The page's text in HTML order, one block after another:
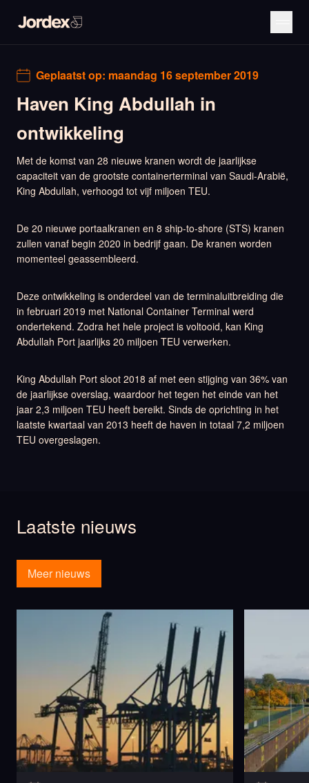
Geplaatst op: maandag 16 september 2019
Haven King Abdullah in
ontwikkeling
Met de komst van 28 nieuwe kranen wordt de jaarlijkse
capaciteit van de grootste containerterminal van Saudi-Arabië,
King Abdullah, verhoogd tot vijf miljoen TEU.
De 20 nieuwe portaalkranen en 8 ship-to-shore (STS) kranen
zullen vanaf begin 2020 in bedrijf gaan. De kranen worden
momenteel geassembleerd.
Deze ontwikkeling is onderdeel van de terminaluitbreiding die
in februari 2019 met National Container Terminal werd
ondertekend. Zodra het hele project is voltooid, kan King
Abdullah Port jaarlijks 20 miljoen TEU verwerken.
King Abdullah Port sloot 2018 af met een stijging van 36% van
de jaarlijkse overslag, waardoor het tegen het einde van het
jaar 2,3 miljoen TEU heeft bereikt. Sinds de oprichting in het
laatste kwartaal van 2013 heeft de haven in totaal 7,2 miljoen
TEU overgeslagen.
Laatste nieuws
Meer nieuws